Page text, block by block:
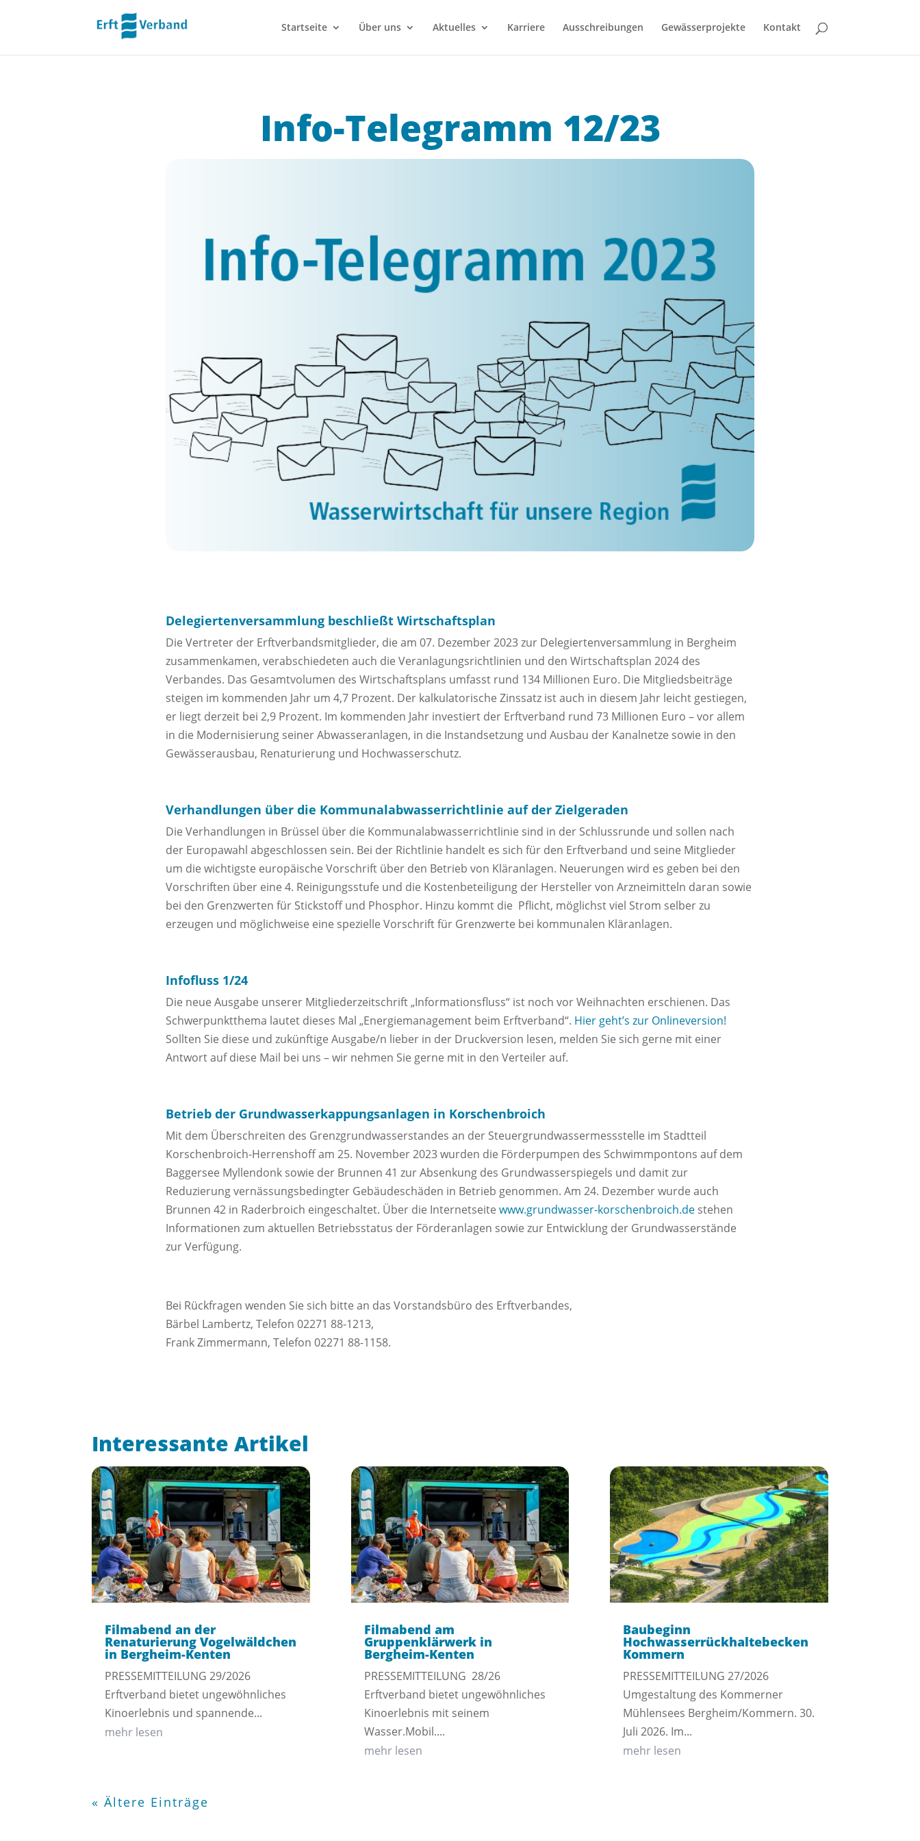
Startseite Über uns Aktuelles Karriere Ausschreibungen Gewässerprojekte Kontakt
Info-Telegramm 12/23
Delegiertenversammlung beschließt Wirtschaftsplan
Die Vertreter der Erftverbandsmitglieder, die am 07. Dezember 2023 zur Delegiertenversammlung in Bergheim
zusammenkamen, verabschiedeten auch die Veranlagungsrichtlinien und den Wirtschaftsplan 2024 des
Verbandes. Das Gesamtvolumen des Wirtschaftsplans umfasst rund 134 Millionen Euro. Die Mitgliedsbeiträge
steigen im kommenden Jahr um 4,7 Prozent. Der kalkulatorische Zinssatz ist auch in diesem Jahr leicht gestiegen,
er liegt derzeit bei 2,9 Prozent. Im kommenden Jahr investiert der Erftverband rund 73 Millionen Euro – vor allem
in die Modernisierung seiner Abwasseranlagen, in die Instandsetzung und Ausbau der Kanalnetze sowie in den
Gewässerausbau, Renaturierung und Hochwasserschutz.
Verhandlungen über die Kommunalabwasserrichtlinie auf der Zielgeraden
Die Verhandlungen in Brüssel über die Kommunalabwasserrichtlinie sind in der Schlussrunde und sollen nach
der Europawahl abgeschlossen sein. Bei der Richtlinie handelt es sich für den Erftverband und seine Mitglieder
um die wichtigste europäische Vorschrift über den Betrieb von Kläranlagen. Neuerungen wird es geben bei den
Vorschriften über eine 4. Reinigungsstufe und die Kostenbeteiligung der Hersteller von Arzneimitteln daran sowie
bei den Grenzwerten für Stickstoff und Phosphor. Hinzu kommt die Pflicht, möglichst viel Strom selber zu
erzeugen und möglichweise eine spezielle Vorschrift für Grenzwerte bei kommunalen Kläranlagen.
Infofluss 1/24
Die neue Ausgabe unserer Mitgliederzeitschrift „Informationsfluss“ ist noch vor Weihnachten erschienen. Das
Schwerpunktthema lautet dieses Mal „Energiemanagement beim Erftverband“. Hier geht’s zur Onlineversion!
Sollten Sie diese und zukünftige Ausgabe/n lieber in der Druckversion lesen, melden Sie sich gerne mit einer
Antwort auf diese Mail bei uns – wir nehmen Sie gerne mit in den Verteiler auf.
Betrieb der Grundwasserkappungsanlagen in Korschenbroich
Mit dem Überschreiten des Grenzgrundwasserstandes an der Steuergrundwassermessstelle im Stadtteil
Korschenbroich-Herrenshoff am 25. November 2023 wurden die Förderpumpen des Schwimmpontons auf dem
Baggersee Myllendonk sowie der Brunnen 41 zur Absenkung des Grundwasserspiegels und damit zur
Reduzierung vernässungsbedingter Gebäudeschäden in Betrieb genommen. Am 24. Dezember wurde auch
Brunnen 42 in Raderbroich eingeschaltet. Über die Internetseite www.grundwasser-korschenbroich.destehen
Informationen zum aktuellen Betriebsstatus der Förderanlagen sowie zur Entwicklung der Grundwasserstände
zur Verfügung.
Bei Rückfragen wenden Sie sich bitte an das Vorstandsbüro des Erftverbandes,
Bärbel Lambertz, Telefon 02271 88-1213,
Frank Zimmermann, Telefon 02271 88-1158.
Interessante Artikel
Filmabend an der
Renaturierung Vogelwäldchen
in Bergheim-Kenten
PRESSEMITTEILUNG 29/2026
Erftverband bietet ungewöhnliches
Kinoerlebnis und spannende...
mehr lesen
Filmabend am
Gruppenklärwerk in
Bergheim-Kenten
PRESSEMITTEILUNG 28/26
Erftverband bietet ungewöhnliches
Kinoerlebnis mit seinem
Wasser.Mobil....
mehr lesen
Baubeginn
Hochwasserrückhaltebecken
Kommern
PRESSEMITTEILUNG 27/2026
Umgestaltung des Kommerner
Mühlensees Bergheim/Kommern. 30.
Juli 2026. Im...
mehr lesen
« Ältere Einträge